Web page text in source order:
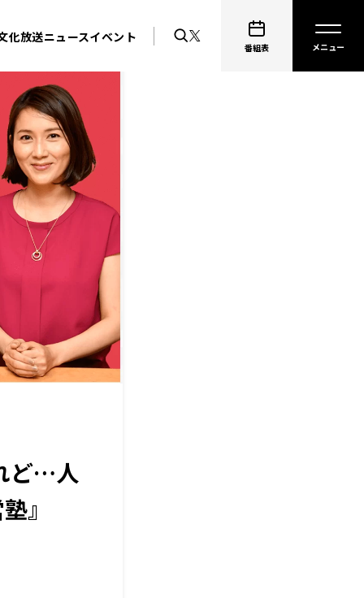
化放送ニュースイベント
番組表
ど…人
』